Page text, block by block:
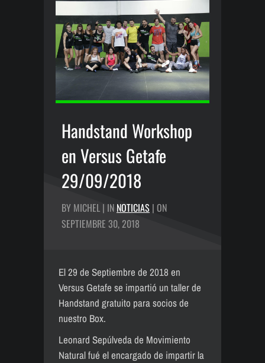
Handstand Workshop
en Versus Getafe
29/09/2018
BY MICHEL | IN NOTICIAS | ON
SEPTIEMBRE 30, 2018
El 29 de Septiembre de 2018 en
Versus Getafe se impartió un taller de
Handstand gratuito para socios de
nuestro Box.
Leonard Sepúlveda de Movimiento
Natural fué el encargado de impartir la